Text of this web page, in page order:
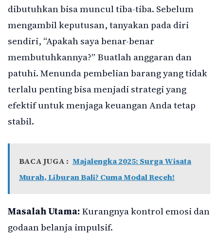
dibutuhkan bisa muncul tiba-tiba. Sebelum
mengambil keputusan, tanyakan pada diri
sendiri, “Apakah saya benar-benar
membutuhkannya?” Buatlah anggaran dan
patuhi. Menunda pembelian barang yang tidak
terlalu penting bisa menjadi strategi yang
efektif untuk menjaga keuangan Anda tetap
stabil.
BACA JUGA : Majalengka 2025: Surga Wisata
Murah, Liburan Bali? Cuma Modal Receh!
Masalah Utama:Kurangnya kontrol emosi dan
godaan belanja impulsif.